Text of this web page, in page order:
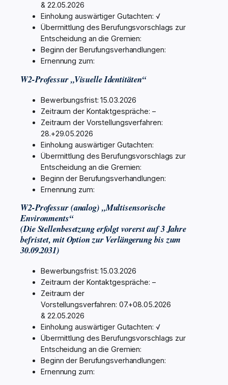
& 22.05.2026
Einholung auswärtiger Gutachten: √
Übermittlung des Berufungsvorschlags zur
Entscheidung an die Gremien:
Beginn der Berufungsverhandlungen:
Ernennung zum:
W2-Professur „Visuelle Identitäten“
Bewerbungsfrist: 15.03.2026
Zeitraum der Kontaktgespräche: –
Zeitraum der Vorstellungsverfahren:
28.+29.05.2026
Einholung auswärtiger Gutachten:
Übermittlung des Berufungsvorschlags zur
Entscheidung an die Gremien:
Beginn der Berufungsverhandlungen:
Ernennung zum:
W2-Professur (analog) „Multisensorische
Environments“
(Die Stellenbesetzung erfolgt vorerst auf 3 Jahre
befristet, mit Option zur Verlängerung bis zum
30.09.2031)
Bewerbungsfrist: 15.03.2026
Zeitraum der Kontaktgespräche: –
Zeitraum der
Vorstellungsverfahren: 07.+08.05.2026
& 22.05.2026
Einholung auswärtiger Gutachten: √
Übermittlung des Berufungsvorschlags zur
Entscheidung an die Gremien:
Beginn der Berufungsverhandlungen:
Ernennung zum: